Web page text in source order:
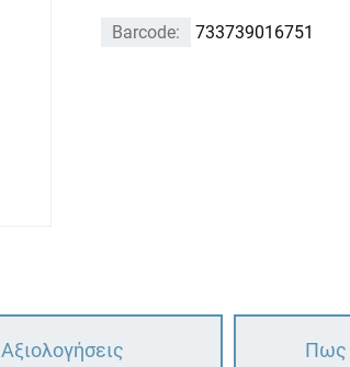
Barcode: 733739016751
Αξιολογήσεις Πως